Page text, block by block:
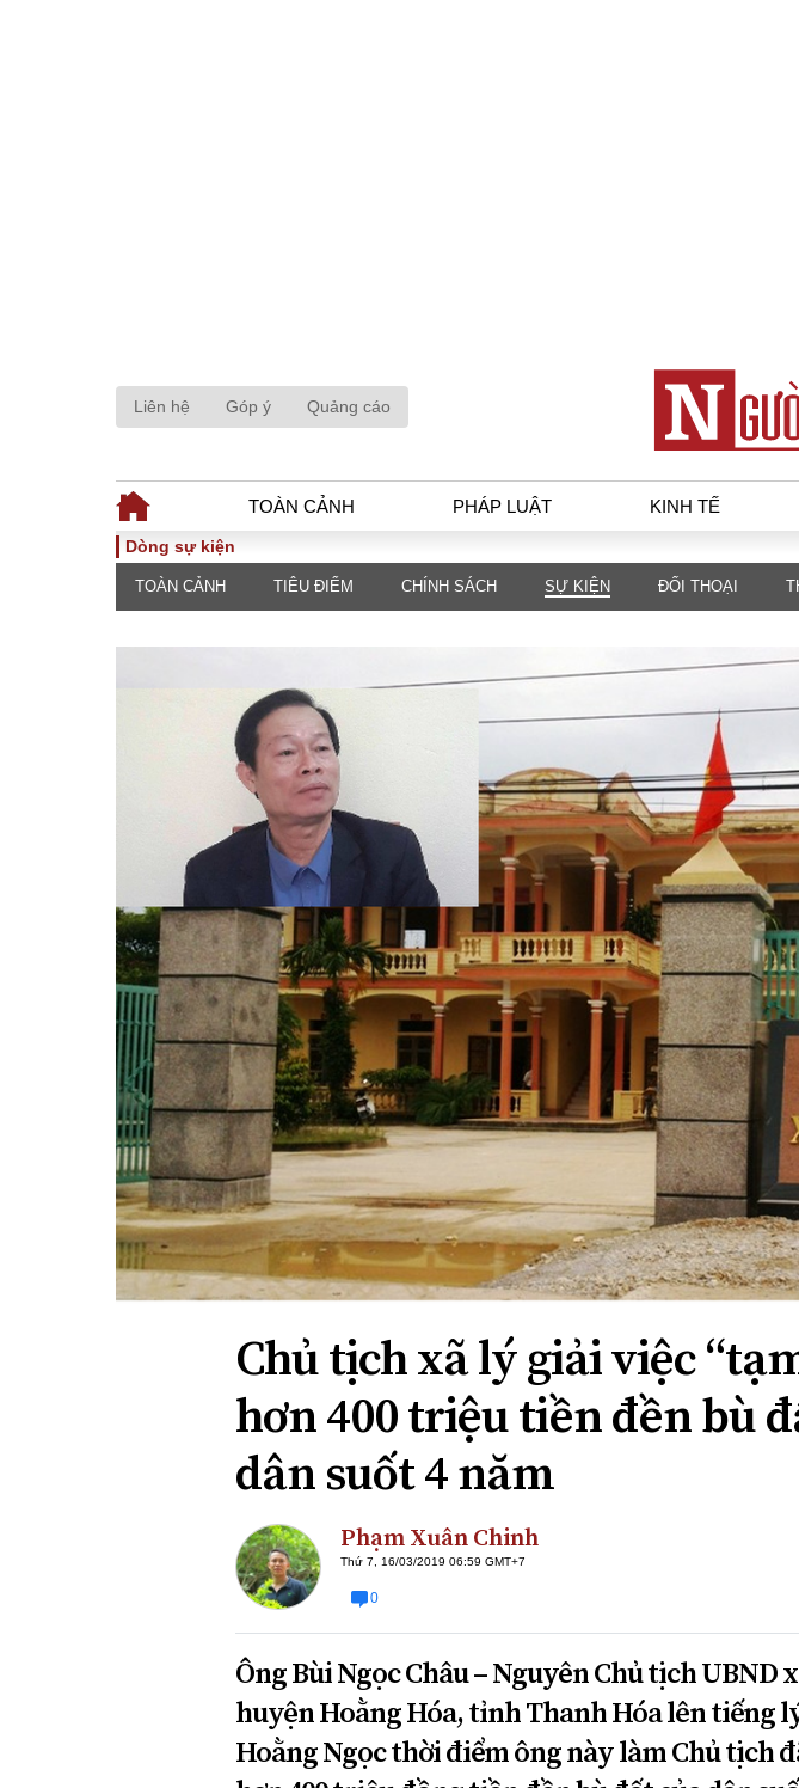
Liên hệ Góp ý Quảng cáo
TOÀN CẢNH PHÁP LUẬT KINH TẾ
TOÀN CẢNH
Sự kiện
Đối thoại
Thế giới
PHÁP LUẬT
Hồ sơ điều tra
An ninh - Hình sự
KINH
Tài chính
Hồ sơ
nghiệp
Xu
trường
Tiêu
luận
Công
ĐA CHIỀU
Quan điểm
Xi nhan Trái Phải
Bạn đọc viết
INFOCUS
Dòng sự kiện Kỳ
TOÀN CẢNH TIÊU ĐIỂM CHÍNH SÁCH SỰ KIỆN ĐỐI THOẠI
Chủ tịch xã lý giải việc
hơn 400 triệu tiền đền bù
dân suốt 4 năm
Phạm Xuân Chinh
Thứ 7, 16/03/2019 06:59 GMT+7
0
Ông Bùi Ngọc Châu – Nguyên Chủ tịch UBND
huyện Hoằng Hóa, tỉnh Thanh Hóa lên tiếng
Hoằng Ngọc thời điểm ông này làm Chủ tịch